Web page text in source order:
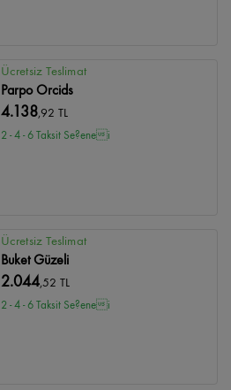
Ücretsiz Teslimat
Parpo Orcids
4.138,92 TL
2 - 4 - 6 Taksit Se?enei
Ücretsiz Teslimat
Buket Güzeli
2.044,52 TL
2 - 4 - 6 Taksit Se?enei